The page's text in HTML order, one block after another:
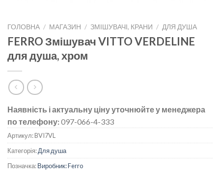
ГОЛОВНА / МАГАЗИН / ЗМІШУВАЧІ, КРАНИ / ДЛЯ ДУША
FERRO Змішувач VITTO VERDELINE
для душа, хром
Наявність і актуальну ціну уточнюйте у менеджера
по телефону:097-066-4-333
Артикул:BVI7VL
Категорія:Для душа
Позначка:Виробник: Ferro